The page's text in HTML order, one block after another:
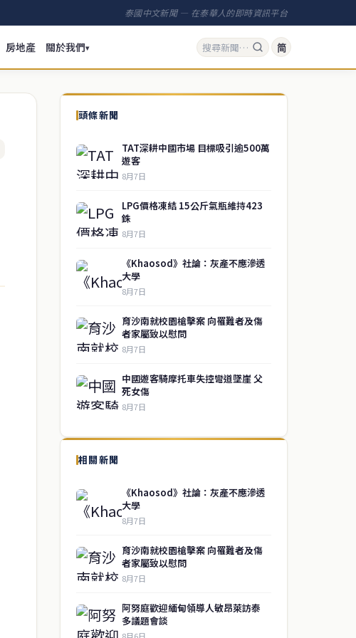
泰國中文新聞 — 在泰華人的即時資訊平台
房地產 關於我們▾ 简
頭條新聞
TAT深耕中國市場 目標吸引逾500萬
遊客
8月7日
LPG價格凍結 15公斤氣瓶維持423
銖
8月7日
《Khaosod》社論：灰產不應滲透
大學
8月7日
育沙南就校園槍擊案 向罹難者及傷
者家屬致以慰問
8月7日
中國遊客騎摩托車失控彎道墜崖 父
死女傷
8月7日
相關新聞
《Khaosod》社論：灰產不應滲透
大學
8月7日
育沙南就校園槍擊案 向罹難者及傷
者家屬致以慰問
8月7日
阿努庭歡迎緬甸領導人敏昂萊訪泰
多議題會談